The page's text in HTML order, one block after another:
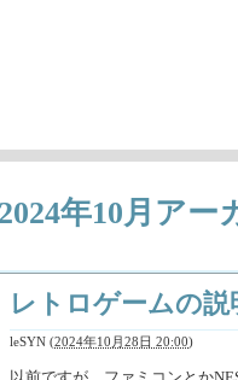
2024年10月アー
レトロゲームの説
leSYN (2024年10月28日 20:00)